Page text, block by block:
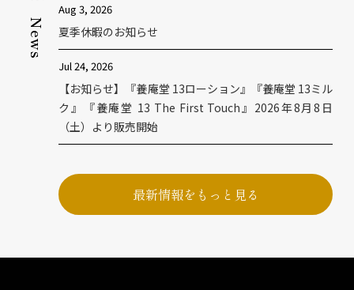
News
Aug 3, 2026
夏季休暇のお知らせ
Jul 24, 2026
【お知らせ】『養庵堂 13ローション』『養庵堂 13ミル
ク』『養庵堂 13 The First Touch』2026年8月8日
（土）より販売開始
最新情報をもっと見る